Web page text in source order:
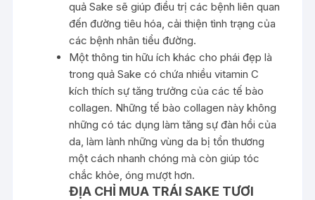
quả Sake sẽ giúp điều trị các bệnh liên quan
đến đường tiêu hóa, cải thiện tình trạng của
các bệnh nhân tiểu đường.
Một thông tin hữu ích khác cho phái đẹp là
trong quả Sake có chứa nhiều vitamin C
kích thích sự tăng trưởng của các tế bào
collagen. Những tế bào collagen này không
những có tác dụng làm tăng sự đàn hồi của
da, làm lành những vùng da bị tổn thương
một cách nhanh chóng mà còn giúp tóc
chắc khỏe, óng mượt hơn.
ĐỊA CHỈ MUA TRÁI SAKE TƯƠI